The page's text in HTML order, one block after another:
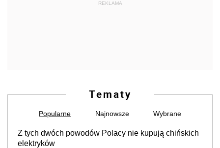
REKLAMA
Tematy
Popularne Najnowsze Wybrane
Z tych dwóch powodów Polacy nie kupują chińskich
elektryków